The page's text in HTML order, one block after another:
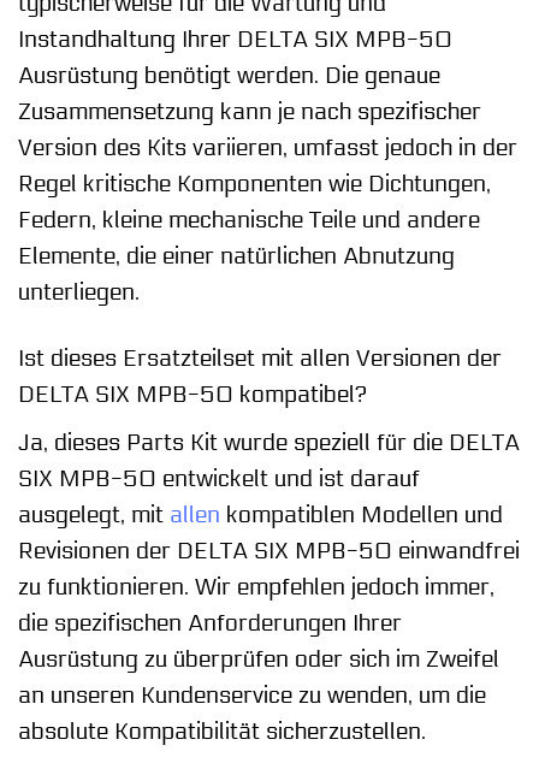
Instandhaltung Ihrer DELTA SIX MPB-50
Ausrüstung benötigt werden. Die genaue
Zusammensetzung kann je nach spezifischer
Version des Kits variieren, umfasst jedoch in der
Regel kritische Komponenten wie Dichtungen,
Federn, kleine mechanische Teile und andere
Elemente, die einer natürlichen Abnutzung
unterliegen.
Ist dieses Ersatzteilset mit allen Versionen der
DELTA SIX MPB-50 kompatibel?
Ja, dieses Parts Kit wurde speziell für die DELTA
SIX MPB-50 entwickelt und ist darauf
ausgelegt, mit allen kompatiblen Modellen und
Revisionen der DELTA SIX MPB-50 einwandfrei
zu funktionieren. Wir empfehlen jedoch immer,
die spezifischen Anforderungen Ihrer
Ausrüstung zu überprüfen oder sich im Zweifel
an unseren Kundenservice zu wenden, um die
absolute Kompatibilität sicherzustellen.